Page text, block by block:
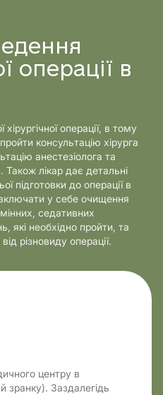
операції в
операції, в тому
консультацію хірурга
анестезіолога та
лікар дає детальні
підготовки до операції в
у себе очищення
седативних
які необхідно пройти, та
різновиду операції.
центру в
зранку). Заздалегідь